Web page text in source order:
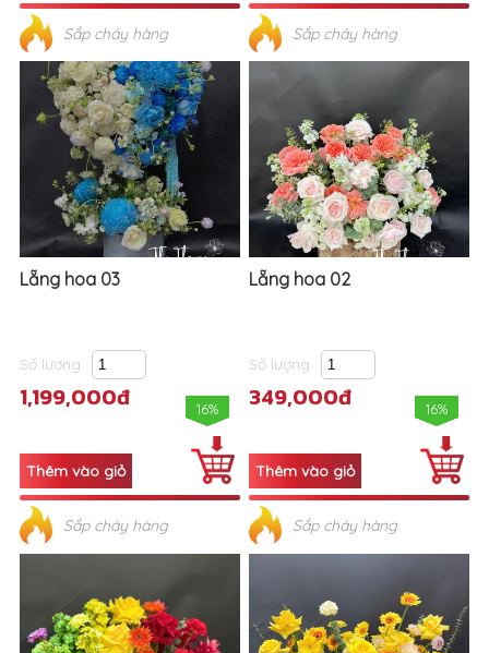
Sắp cháy hàng Sắp cháy hàng
Lẵng hoa 03
Số lượng
1,199,000đ 16%
Sắp cháy hàng
Lẵng hoa 02
Số lượng
349,000đ 16%
Sắp cháy hàng